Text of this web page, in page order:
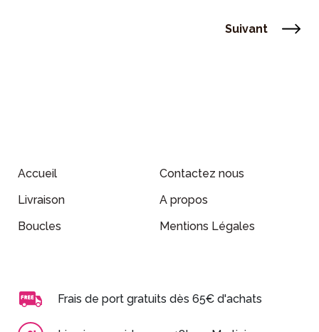
Suivant
Accueil
Contactez nous
Livraison
A propos
Boucles
Mentions Légales
Frais de port gratuits dès 65€ d'achats